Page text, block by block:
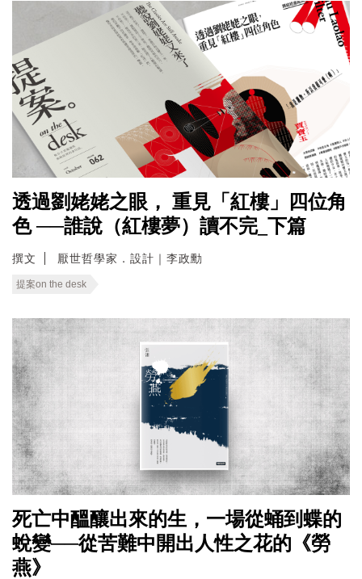
透過劉姥姥之眼， 重見「紅樓」四位角
色 ──誰說（紅樓夢）讀不完_下篇
撰文 厭世哲學家．設計｜李政勳
提案on the desk
死亡中醞釀出來的生，一場從蛹到蝶的
蛻變──從苦難中開出人性之花的《勞
燕》